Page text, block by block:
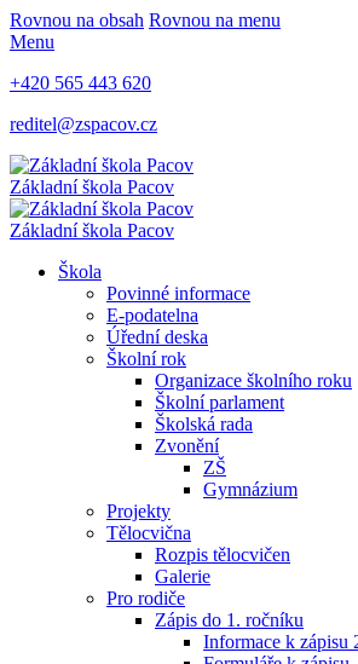
Rovnou na obsah Rovnou na menu
Menu
+420 565 443 620
reditel@zspacov.cz
Základní škola Pacov
Základní škola Pacov
Škola
Povinné informace
E-podatelna
Úřední deska
Školní rok
Organizace školního roku
Školní parlament
Školská rada
Zvonění
ZŠ
Gymnázium
Projekty
Tělocvična
Rozpis tělocvičen
Galerie
Pro rodiče
Zápis do 1. ročníku
Informace k zápisu